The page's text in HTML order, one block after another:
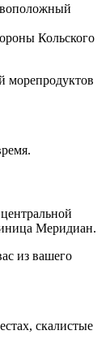
Кольского
морепродуктов
Меридиан.
из вашего
скалистые